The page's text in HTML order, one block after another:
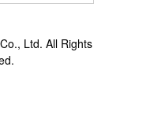
Ltd. All Rights